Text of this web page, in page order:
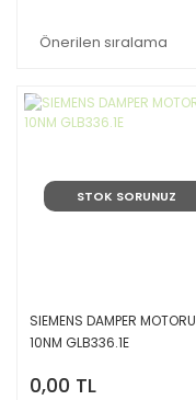
STOK SORUNUZ
SIEMENS DAMPER MOTORU
10NM GLB336.1E
0,00 TL